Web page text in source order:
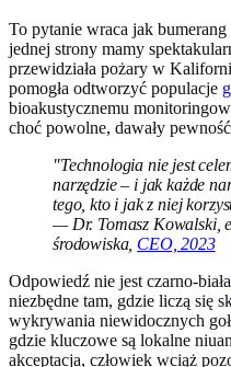
To pytanie wraca jak
jednej strony mamy
przewidziała pożary w
pomogła odtworzyć populacje
bioakustycznemu
choć powolne, dawały
"Technologia nie jest
narzędzie – i jak każde
tego, kto i jak z niej
— Dr. Tomasz Kowalski,
środowiska, CEO, 2023
Odpowiedź nie jest czarno-
niezbędne tam, gdzie liczą się
wykrywania niewidocznych
gdzie kluczowe są lokalne
akceptacja, człowiek wciąż